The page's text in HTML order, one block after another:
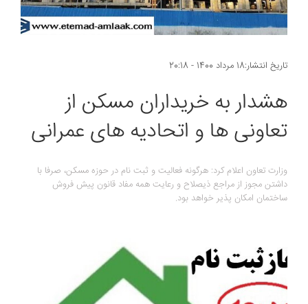
تاریخ انتشار:18 مرداد 1400 - 20:18
هشدار به خریداران مسکن از
تعاونی ها و اتحادیه های عمرانی
وزارت تعاون اعلام کرد: هرگونه فعالیت و ثبت نام در حوزه مسکن، صرفا با
داشتن مجوز از مراجع ذیصلاح و رعایت همه مفاد قانون پیش فروش
ساختمان امکان پذیر خواهد بود.